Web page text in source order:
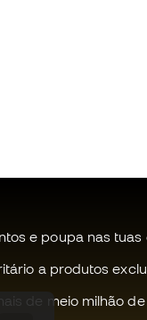
e poupa nas tuas
a produtos
de meio milhão